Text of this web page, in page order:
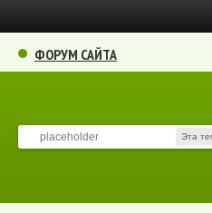
ФОРУМ САЙТА
Эта